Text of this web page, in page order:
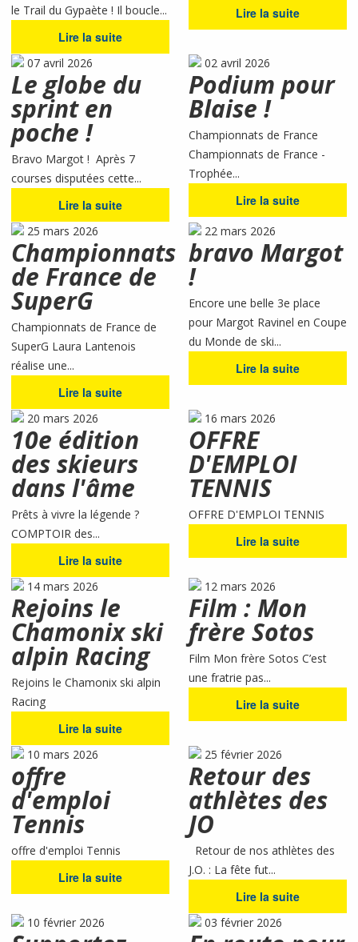
le Trail du Gypaète ! Il boucle...
Lire la suite
Lire la suite
07 avril 2026
Le globe du
sprint en
poche !
Bravo Margot ! Après 7
courses disputées cette...
Lire la suite
02 avril 2026
Podium pour
Blaise !
Championnats de France
Championnats de France -
Trophée...
Lire la suite
25 mars 2026
Championnats
de France de
SuperG
Championnats de France de
SuperG Laura Lantenois
réalise une...
Lire la suite
22 mars 2026
bravo Margot
!
Encore une belle 3e place
pour Margot Ravinel en Coupe
du Monde de ski...
Lire la suite
20 mars 2026
10e édition
des skieurs
dans l'âme
Prêts à vivre la légende ?
COMPTOIR des...
Lire la suite
16 mars 2026
OFFRE
D'EMPLOI
TENNIS
OFFRE D'EMPLOI TENNIS
Lire la suite
14 mars 2026
Rejoins le
Chamonix ski
alpin Racing
Rejoins le Chamonix ski alpin
Racing
Lire la suite
12 mars 2026
Film : Mon
frère Sotos
Film Mon frère Sotos C’est
une fratrie pas...
Lire la suite
10 mars 2026
offre
d'emploi
Tennis
offre d'emploi Tennis
Lire la suite
25 février 2026
Retour des
athlètes des
JO
Retour de nos athlètes des
J.O. : La fête fut...
Lire la suite
10 février 2026 03 février 2026